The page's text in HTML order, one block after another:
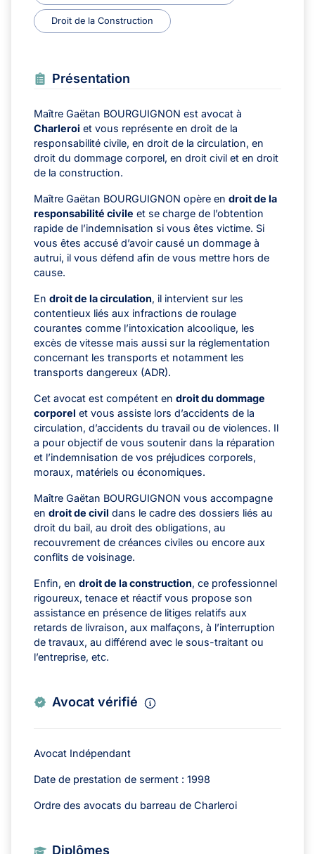
Droit de la Construction
Présentation
Maître Gaëtan BOURGUIGNON est avocat à
Charleroi et vous représente en droit de la
responsabilité civile, en droit de la circulation, en
droit du dommage corporel, en droit civil et en droit
de la construction.
Maître Gaëtan BOURGUIGNON opère en droit de la
responsabilité civile et se charge de l’obtention
rapide de l’indemnisation si vous êtes victime. Si
vous êtes accusé d’avoir causé un dommage à
autrui, il vous défend afin de vous mettre hors de
cause.
En droit de la circulation, il intervient sur les
contentieux liés aux infractions de roulage
courantes comme l’intoxication alcoolique, les
excès de vitesse mais aussi sur la réglementation
concernant les transports et notamment les
transports dangereux (ADR).
Cet avocat est compétent en droit du dommage
corporel et vous assiste lors d’accidents de la
circulation, d’accidents du travail ou de violences. Il
a pour objectif de vous soutenir dans la réparation
et l’indemnisation de vos préjudices corporels,
moraux, matériels ou économiques.
Maître Gaëtan BOURGUIGNON vous accompagne
en droit de civil dans le cadre des dossiers liés au
droit du bail, au droit des obligations, au
recouvrement de créances civiles ou encore aux
conflits de voisinage.
Enfin, en droit de la construction, ce professionnel
rigoureux, tenace et réactif vous propose son
assistance en présence de litiges relatifs aux
retards de livraison, aux malfaçons, à l’interruption
de travaux, au différend avec le sous-traitant ou
l’entreprise, etc.
Avocat vérifié
Avocat Indépendant
Date de prestation de serment : 1998
Ordre des avocats du barreau de Charleroi
Diplômes